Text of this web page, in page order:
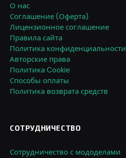
О нас
Соглашение (Оферта)
Лицензионное соглашение
Правила сайта
Политика конфиденциальности
Авторские права
Политика Cookie
Способы оплаты
Политика возврата средств
СОТРУДНИЧЕСТВО
Сотрудничество с мододелами